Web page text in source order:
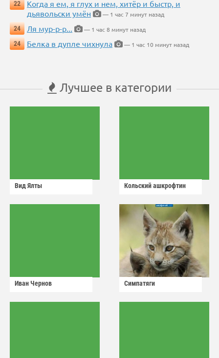
22
Когда я ем, я глух и нем, хитёр и быстр, и
дьявольски умён
— 1 час 7 минут назад
24
Ля мур-р-р...
— 1 час 8 минут назад
24
Белка в дупле чихнула — 1 час 10 минут назад
Лучшее в категории
Вид Ялты Кольский ашкрофтин
Иван Чернов Симпатяги